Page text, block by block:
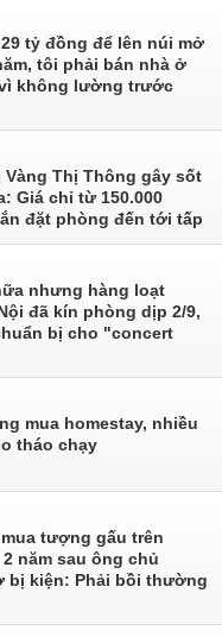
tỷ đồng để lên núi mở
tôi phải bán nhà ở
không lường trước
Vàng Thị Thông gây sốt
Giá chỉ từ 150.000
đặt phòng đến tới tấp
nhưng hàng loạt
đã kín phòng dịp 2/9,
bị cho "concert
mua homestay, nhiều
tháo chạy
tượng gấu trên
năm sau ông chủ
bị kiện: Phải bồi thường